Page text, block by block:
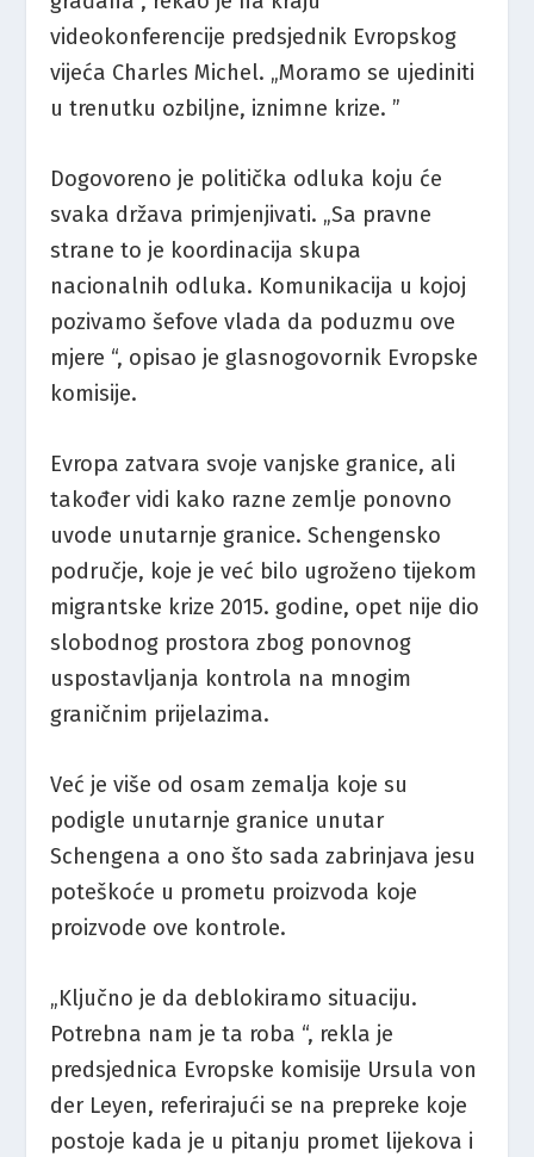
videokonferencije predsjednik Evropskog
vijeća Charles Michel. „Moramo se ujediniti
u trenutku ozbiljne, iznimne krize. ”
Dogovoreno je politička odluka koju će
svaka država primjenjivati. „Sa pravne
strane to je koordinacija skupa
nacionalnih odluka. Komunikacija u kojoj
pozivamo šefove vlada da poduzmu ove
mjere “, opisao je glasnogovornik Evropske
komisije.
Evropa zatvara svoje vanjske granice, ali
također vidi kako razne zemlje ponovno
uvode unutarnje granice. Schengensko
područje, koje je već bilo ugroženo tijekom
migrantske krize 2015. godine, opet nije dio
slobodnog prostora zbog ponovnog
uspostavljanja kontrola na mnogim
graničnim prijelazima.
Već je više od osam zemalja koje su
podigle unutarnje granice unutar
Schengena a ono što sada zabrinjava jesu
poteškoće u prometu proizvoda koje
proizvode ove kontrole.
„Ključno je da deblokiramo situaciju.
Potrebna nam je ta roba “, rekla je
predsjednica Evropske komisije Ursula von
der Leyen, referirajući se na prepreke koje
postoje kada je u pitanju promet lijekova i